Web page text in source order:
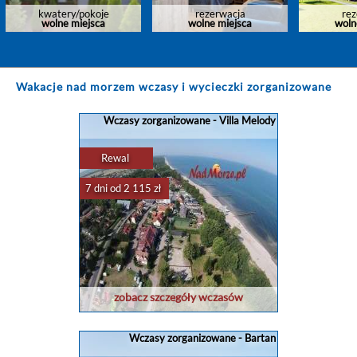
kwatery/pokoje
wolne miejsca
rezerwacja
wolne miejsca
Wakacje nad morzem wczasy i wycieczki zorganizowane
Wczasy zorganizowane - Villa Melody
Rewal
7 dni od 2 115 zł
zobacz szczegóły wczasów
Wczasy zorganizowane - Bartan